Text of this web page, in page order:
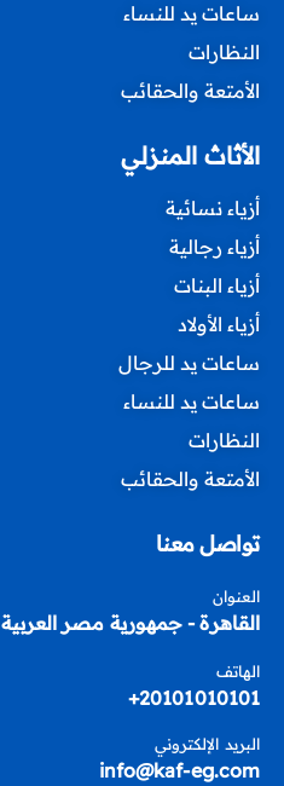
ساعات يد للنساء
النظارات
الأمتعة والحقائب
الأثاث المنزلي
أزياء نسائية
أزياء رجالية
أزياء البنات
أزياء الأولاد
ساعات يد للرجال
ساعات يد للنساء
النظارات
الأمتعة والحقائب
تواصل معنا
العنوان
القاهرة - جمهورية مصر العربية
الهاتف
20101010101+
البريد الإلكتروني
info@kaf-eg.com